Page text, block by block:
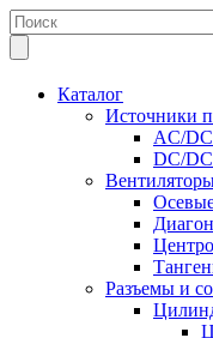
Каталог
Источники
AC/DC
DC/DC
Разъемы и